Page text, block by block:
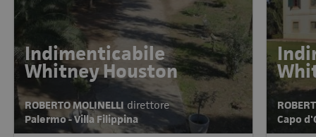
Indimenticabile
Whitney Houston
ROBERTO MOLINELLI direttore
Palermo - Villa Filippina
Capo